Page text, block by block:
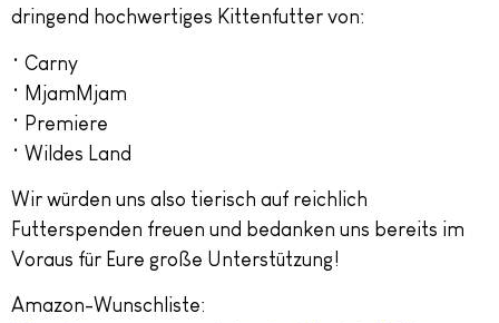
dringend hochwertiges Kittenfutter von:
• Carny
• MjamMjam
• Premiere
• Wildes Land
Wir würden uns also tierisch auf reichlich
Futterspenden freuen und bedanken uns bereits im
Voraus für Eure große Unterstützung!
Amazon-Wunschliste: